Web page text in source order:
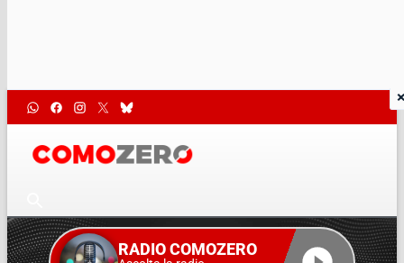
RADIO COMOZERO